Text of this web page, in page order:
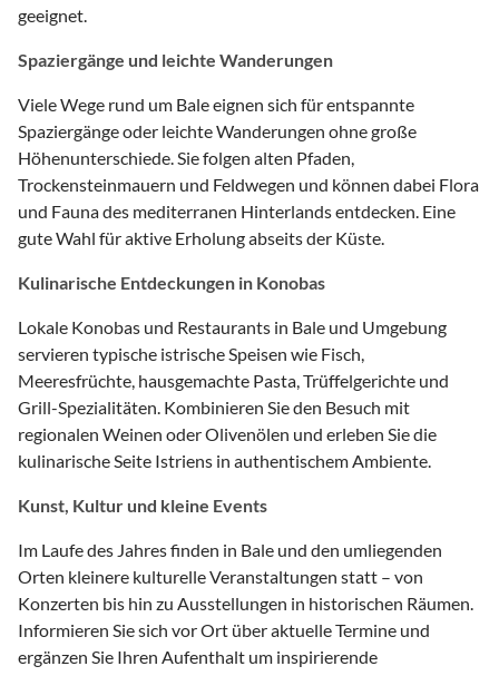
geeignet.
Spaziergänge und leichte Wanderungen
Viele Wege rund um Bale eignen sich für entspannte
Spaziergänge oder leichte Wanderungen ohne große
Höhenunterschiede. Sie folgen alten Pfaden,
Trockensteinmauern und Feldwegen und können dabei Flora
und Fauna des mediterranen Hinterlands entdecken. Eine
gute Wahl für aktive Erholung abseits der Küste.
Kulinarische Entdeckungen in Konobas
Lokale Konobas und Restaurants in Bale und Umgebung
servieren typische istrische Speisen wie Fisch,
Meeresfrüchte, hausgemachte Pasta, Trüffelgerichte und
Grill-Spezialitäten. Kombinieren Sie den Besuch mit
regionalen Weinen oder Olivenölen und erleben Sie die
kulinarische Seite Istriens in authentischem Ambiente.
Kunst, Kultur und kleine Events
Im Laufe des Jahres finden in Bale und den umliegenden
Orten kleinere kulturelle Veranstaltungen statt – von
Konzerten bis hin zu Ausstellungen in historischen Räumen.
Informieren Sie sich vor Ort über aktuelle Termine und
ergänzen Sie Ihren Aufenthalt um inspirierende